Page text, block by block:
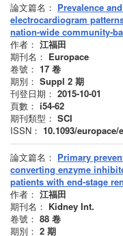
論文篇名： Prevalence
electrocardiogram
nation-wide community-
作者： 江福田
期刊名： Europace
卷號： 17 卷
期別： Suppl 2 期
刊登日期： 2015-10-01
頁數： i54-62
期刊類型： SCI
ISSN： 10.1093/europace/
論文篇名： Primary
converting enzyme
patients with end-stage
作者： 江福田
期刊名： Kidney Int.
卷號： 88 卷
期別： 2 期